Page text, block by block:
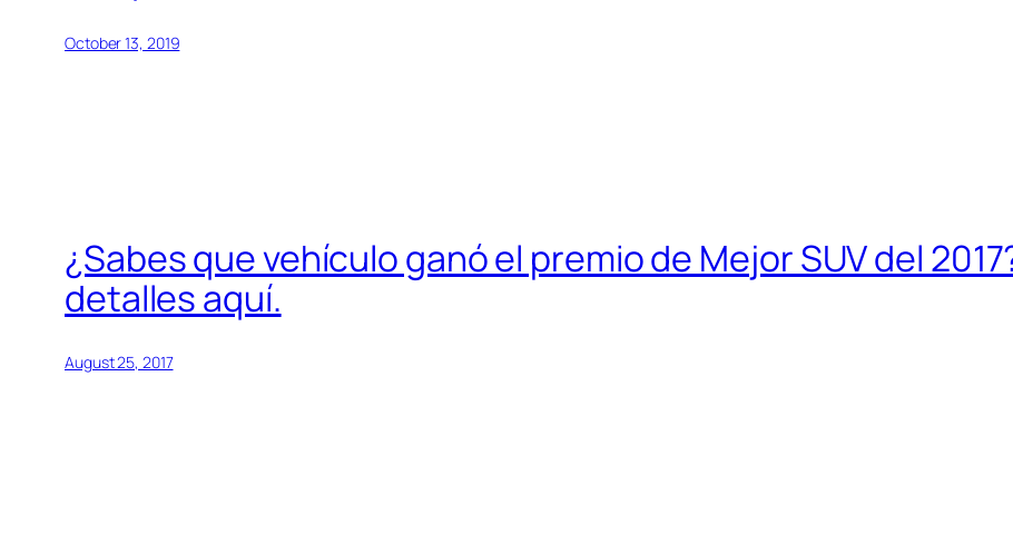
October 13, 2019
¿Sabes que vehículo ganó el premio de Mejor SUV del
detalles aquí.
August 25, 2017